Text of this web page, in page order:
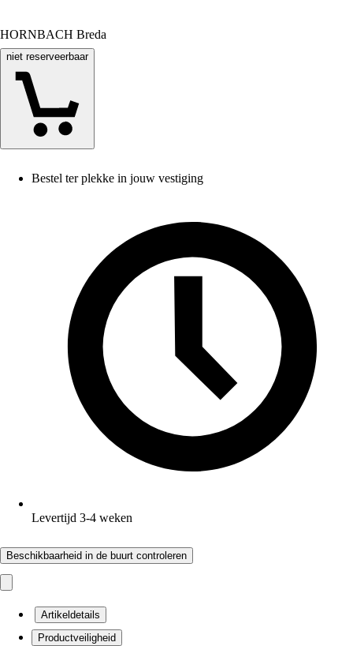
HORNBACH Breda
niet reserveerbaar
Bestel ter plekke in jouw vestiging
Levertijd 3-4 weken
Beschikbaarheid in de buurt controleren
Artikeldetails
Productveiligheid